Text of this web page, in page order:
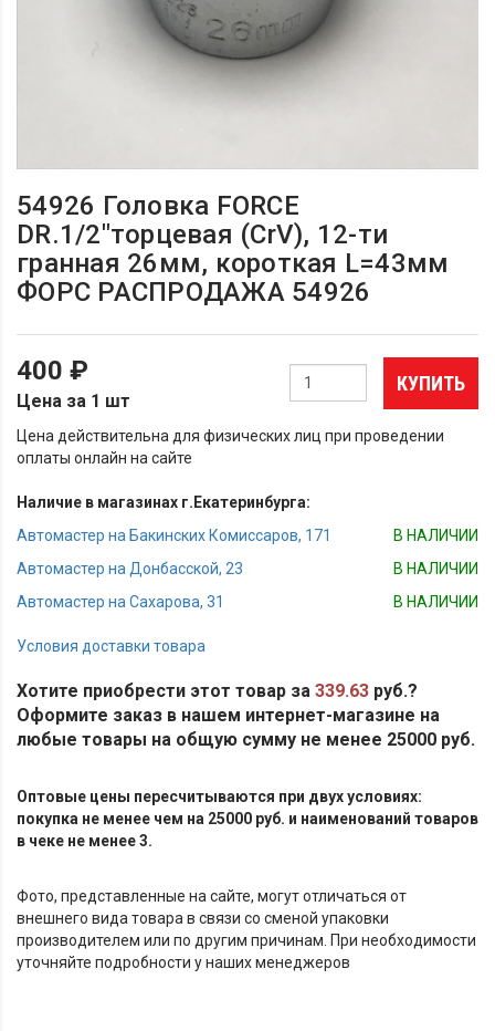
54926 Головка FORCE
DR.1/2"торцевая (CrV), 12-ти
гранная 26мм, короткая L=43мм
ФОРС РАСПРОДАЖА 54926
400 ₽
Цена за 1 шт
КУПИТЬ
Цена действительна для физических лиц при проведении
оплаты онлайн на сайте
Наличие в магазинах г.Екатеринбурга:
Автомастер на Бакинских Комиссаров, 171
В НАЛИЧИИ
Автомастер на Донбасской, 23
В НАЛИЧИИ
Автомастер на Сахарова, 31
В НАЛИЧИИ
Условия доставки товара
Хотите приобрести этот товар за 339.63 руб.?
Оформите заказ в нашем интернет-магазине на
любые товары на общую сумму не менее 25000 руб.
Оптовые цены пересчитываются при двух условиях:
покупка не менее чем на 25000 руб. и наименований товаров
в чеке не менее 3.
Фото, представленные на сайте, могут отличаться от
внешнего вида товара в связи со сменой упаковки
производителем или по другим причинам. При необходимости
уточняйте подробности у наших менеджеров